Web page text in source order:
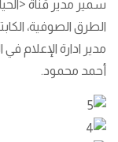
سمير مدير قناة
الطرق الصوفية،
مدير ادارة الإعلام
أحمد محمود.